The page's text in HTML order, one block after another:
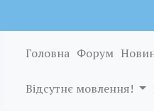
Головна Форум
Відсутнє мовлення!